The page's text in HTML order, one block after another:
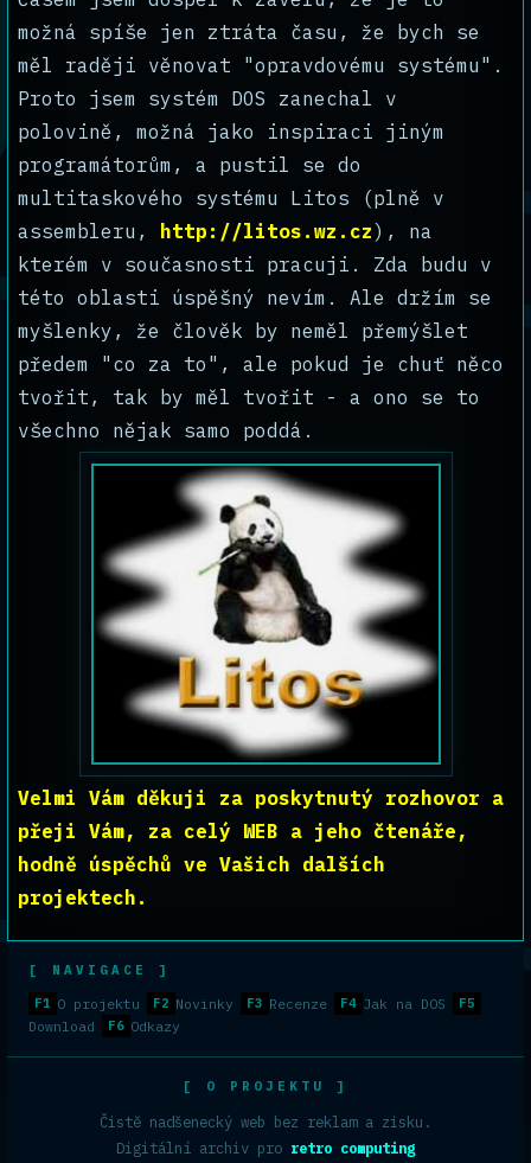
možná spíše jen ztráta času, že bych se
měl raději věnovat "opravdovému systému".
Proto jsem systém DOS zanechal v
polovině, možná jako inspiraci jiným
programátorům, a pustil se do
multitaskového systému Litos (plně v
assembleru,
http://litos.wz.cz), na
kterém v současnosti pracuji. Zda budu v
této oblasti úspěšný nevím. Ale držím se
myšlenky, že člověk by neměl přemýšlet
předem "co za to", ale pokud je chuť něco
tvořit, tak by měl tvořit - a ono se to
všechno nějak samo poddá.
Velmi Vám děkuji za poskytnutý rozhovor a
přeji Vám, za celý WEB a jeho čtenáře,
hodně úspěchů ve Vašich dalších
projektech.
[ NAVIGACE ]
F1 O projektu F2 Novinky F3 Recenze F4 Jak na DOS F5
Download F6 Odkazy
[ O PROJEKTU ]
Čistě nadšenecký web bez reklam a zisku.
Digitální archiv pro retro computing